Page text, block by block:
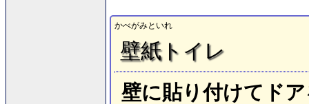
かべがみといれ
壁紙トイレ
壁に貼り付けてド